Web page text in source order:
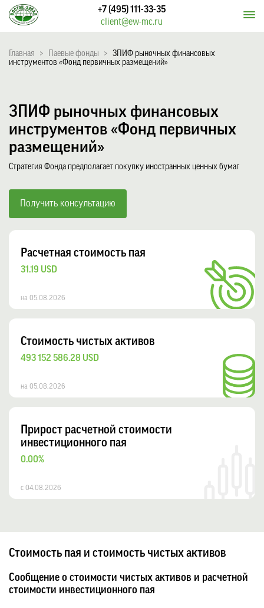
+7 (495) 111-33-35
client@ew-mc.ru
Главная > Паевые фонды >
ЗПИФ рыночных финансовых
инструментов «Фонд первичных размещений»
ЗПИФ рыночных финансовых
инструментов «Фонд первичных
размещений»
Стратегия Фонда предполагает покупку иностранных ценных бумаг
Получить консультацию
Расчетная стоимость пая
31.19 USD
на 05.08.2026
Стоимость чистых активов
493 152 586.28 USD
на 05.08.2026
Прирост расчетной стоимости
инвестиционного пая
0.00%
с 04.08.2026
Стоимость пая и стоимость чистых активов
Сообщение о стоимости чистых активов и расчетной
стоимости инвестиционного пая